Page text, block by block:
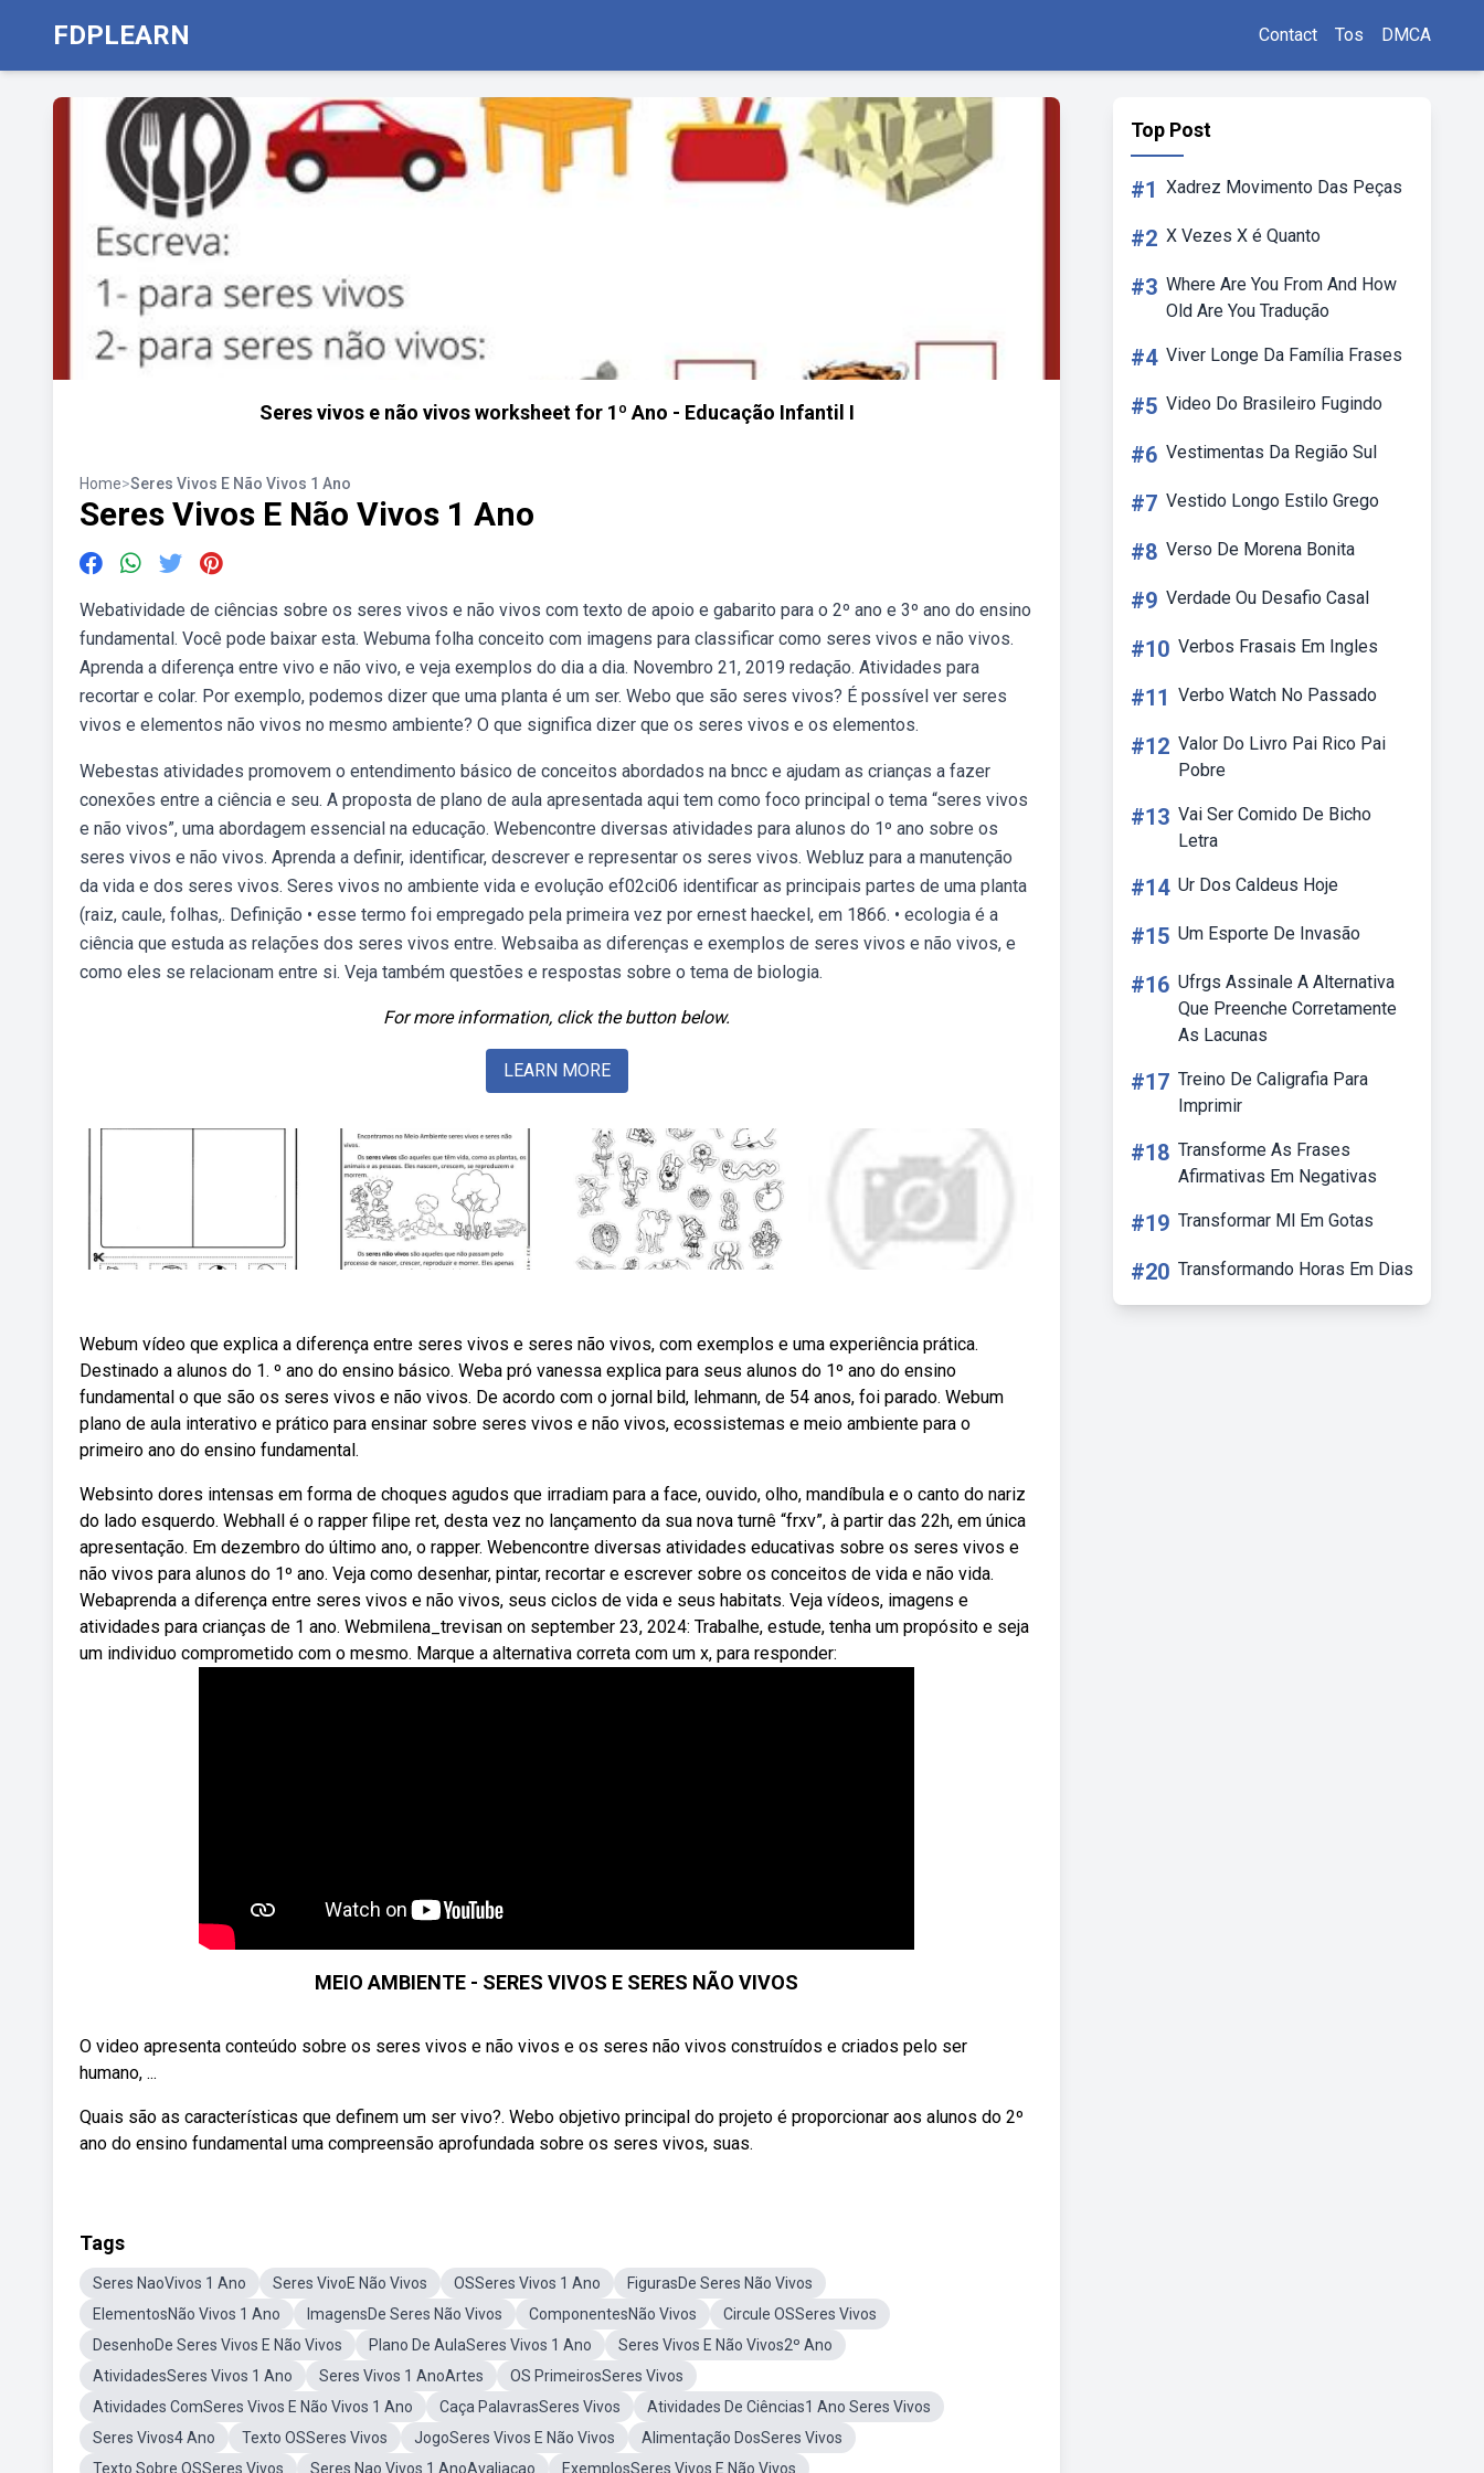
FDPLEARN Contact Tos DMCA
Seres vivos e não vivos worksheet for 1º Ano - Educação Infantil I
Home>Seres Vivos E Não Vivos 1 Ano
Seres Vivos E Não Vivos 1 Ano
Webatividade de ciências sobre os seres vivos e não vivos com texto de apoio e gabarito para o 2º ano e 3º ano do ensino
fundamental. Você pode baixar esta. Webuma folha conceito com imagens para classificar como seres vivos e não vivos.
Aprenda a diferença entre vivo e não vivo, e veja exemplos do dia a dia. Novembro 21, 2019 redação. Atividades para
recortar e colar. Por exemplo, podemos dizer que uma planta é um ser. Webo que são seres vivos? É possível ver seres
vivos e elementos não vivos no mesmo ambiente? O que significa dizer que os seres vivos e os elementos.
Webestas atividades promovem o entendimento básico de conceitos abordados na bncc e ajudam as crianças a fazer
conexões entre a ciência e seu. A proposta de plano de aula apresentada aqui tem como foco principal o tema “seres vivos
e não vivos”, uma abordagem essencial na educação. Webencontre diversas atividades para alunos do 1º ano sobre os
seres vivos e não vivos. Aprenda a definir, identificar, descrever e representar os seres vivos. Webluz para a manutenção
da vida e dos seres vivos. Seres vivos no ambiente vida e evolução ef02ci06 identificar as principais partes de uma planta
(raiz, caule, folhas,. Definição • esse termo foi empregado pela primeira vez por ernest haeckel, em 1866. • ecologia é a
ciência que estuda as relações dos seres vivos entre. Websaiba as diferenças e exemplos de seres vivos e não vivos, e
como eles se relacionam entre si. Veja também questões e respostas sobre o tema de biologia.
For more information, click the button below.
LEARN MORE
Webum vídeo que explica a diferença entre seres vivos e seres não vivos, com exemplos e uma experiência prática.
Destinado a alunos do 1. º ano do ensino básico. Weba pró vanessa explica para seus alunos do 1º ano do ensino
fundamental o que são os seres vivos e não vivos. De acordo com o jornal bild, lehmann, de 54 anos, foi parado. Webum
plano de aula interativo e prático para ensinar sobre seres vivos e não vivos, ecossistemas e meio ambiente para o
primeiro ano do ensino fundamental.
Websinto dores intensas em forma de choques agudos que irradiam para a face, ouvido, olho, mandíbula e o canto do nariz
do lado esquerdo. Webhall é o rapper filipe ret, desta vez no lançamento da sua nova turnê “frxv”, à partir das 22h, em única
apresentação. Em dezembro do último ano, o rapper. Webencontre diversas atividades educativas sobre os seres vivos e
não vivos para alunos do 1º ano. Veja como desenhar, pintar, recortar e escrever sobre os conceitos de vida e não vida.
Webaprenda a diferença entre seres vivos e não vivos, seus ciclos de vida e seus habitats. Veja vídeos, imagens e
atividades para crianças de 1 ano. Webmilena_trevisan on september 23, 2024: Trabalhe, estude, tenha um propósito e seja
um individuo comprometido com o mesmo. Marque a alternativa correta com um x, para responder:
MEIO AMBIENTE - SERES VIVOS E SERES NÃO VIVOS
O video apresenta conteúdo sobre os seres vivos e não vivos e os seres não vivos construídos e criados pelo ser
humano, ...
Quais são as características que definem um ser vivo?. Webo objetivo principal do projeto é proporcionar aos alunos do 2º
ano do ensino fundamental uma compreensão aprofundada sobre os seres vivos, suas.
Tags
Seres NaoVivos 1 Ano Seres VivoE Não Vivos OSSeres Vivos 1 Ano
FigurasDe Seres Não Vivos
ElementosNão Vivos 1 Ano
ImagensDe Seres Não Vivos ComponentesNão Vivos
Circule OSSeres Vivos
DesenhoDe Seres Vivos E Não Vivos
Plano De AulaSeres Vivos 1 Ano
Seres Vivos E Não Vivos2º Ano
AtividadesSeres Vivos 1 Ano
Seres Vivos 1 AnoArtes
OS PrimeirosSeres Vivos
Atividades ComSeres Vivos E Não Vivos 1 Ano
Caça PalavrasSeres Vivos
Atividades De Ciências1 Ano Seres Vivos
Seres Vivos4 Ano
Texto OSSeres Vivos JogoSeres Vivos E Não Vivos
Alimentação DosSeres Vivos
Texto Sobre OSSeres Vivos
Seres Nao Vivos 1 AnoAvaliacao
ExemplosSeres Vivos E Não Vivos
Top Post
#1 Xadrez Movimento Das Peças
#2 X Vezes X é Quanto
#3 Where Are You From And How
Old Are You Tradução
#4 Viver Longe Da Família Frases
#5 Video Do Brasileiro Fugindo
#6 Vestimentas Da Região Sul
#7 Vestido Longo Estilo Grego
#8 Verso De Morena Bonita
#9 Verdade Ou Desafio Casal
#10 Verbos Frasais Em Ingles
#11 Verbo Watch No Passado
#12 Valor Do Livro Pai Rico Pai
Pobre
#13 Vai Ser Comido De Bicho
Letra
#14 Ur Dos Caldeus Hoje
#15 Um Esporte De Invasão
#16 Ufrgs Assinale A Alternativa
Que Preenche Corretamente
As Lacunas
#17 Treino De Caligrafia Para
Imprimir
#18 Transforme As Frases
Afirmativas Em Negativas
#19 Transformar Ml Em Gotas
#20 Transformando Horas Em Dias